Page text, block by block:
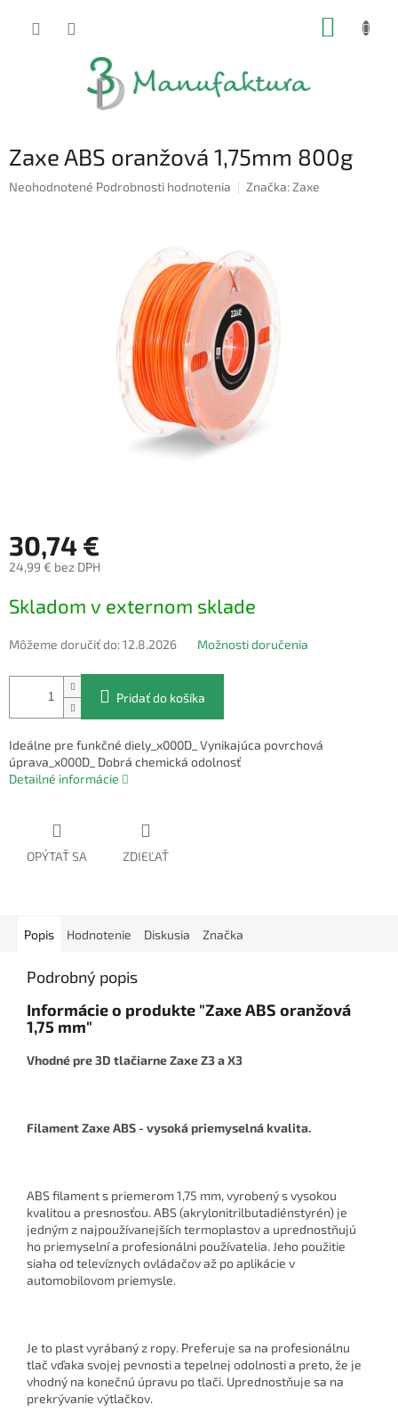
Zaxe ABS oranžová 1,75mm 800g
Priemerné
Neohodnotené Podrobnosti hodnotenia Značka:Zaxe
30,74 €
24,99 € bez DPH
cena:
Skladom v externom sklade
Môžeme doručiť do:12.8.2026 Možnosti doručenia
Pridať do košíka
Ideálne pre funkčné diely_x000D_ Vynikajúca povrchová
úprava_x000D_ Dobrá chemická odolnosť
Detailné informácie
OPÝTAŤ SA ZDIEĽAŤ
Popis Hodnotenie Diskusia Značka
Podrobný popis
Informácie o produkte "Zaxe ABS oranžová
1,75 mm"
Vhodné pre 3D tlačiarne Zaxe Z3 a X3
Filament Zaxe ABS - vysoká priemyselná kvalita.
ABS filament s priemerom 1,75 mm, vyrobený s vysokou
kvalitou a presnosťou. ABS (akrylonitrilbutadiénstyrén) je
jedným z najpoužívanejších termoplastov a uprednostňujú
ho priemyselní a profesionálni používatelia. Jeho použitie
siaha od televíznych ovládačov až po aplikácie v
automobilovom priemysle.
Je to plast vyrábaný z ropy. Preferuje sa na profesionálnu
tlač vďaka svojej pevnosti a tepelnej odolnosti a preto, že je
vhodný na konečnú úpravu po tlači. Uprednostňuje sa na
prekrývanie výtlačkov.